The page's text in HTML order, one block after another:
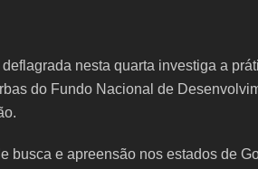
nesta quarta investiga a
do Fundo Nacional de
busca e apreensão nos estados de